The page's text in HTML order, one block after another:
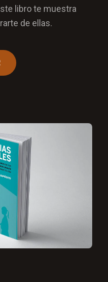
libro te muestra
de ellas.